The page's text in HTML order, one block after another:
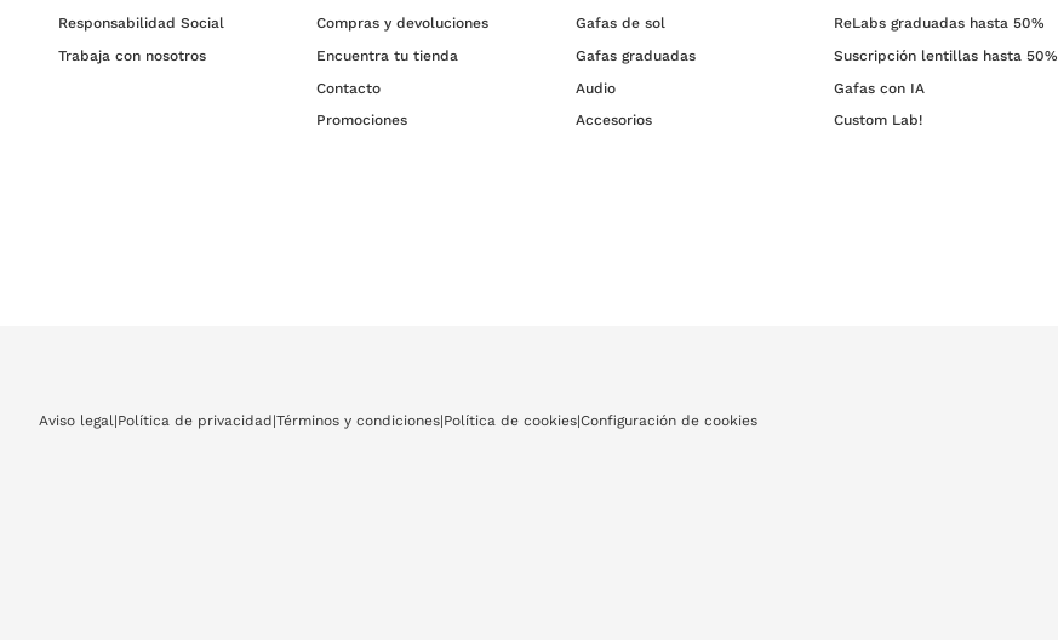
Responsabilidad Social
Trabaja con nosotros
Compras y devoluciones
Encuentra tu tienda
Contacto
Promociones
Gafas de sol
Gafas graduadas
Audio
Accesorios
ReLabs graduadas hasta 50%
Suscripción lentillas hasta 50%
Gafas con IA
Custom Lab!
Aviso legal |Política de privacidad|Términos y condiciones|Política de cookies|Configuración de cookies